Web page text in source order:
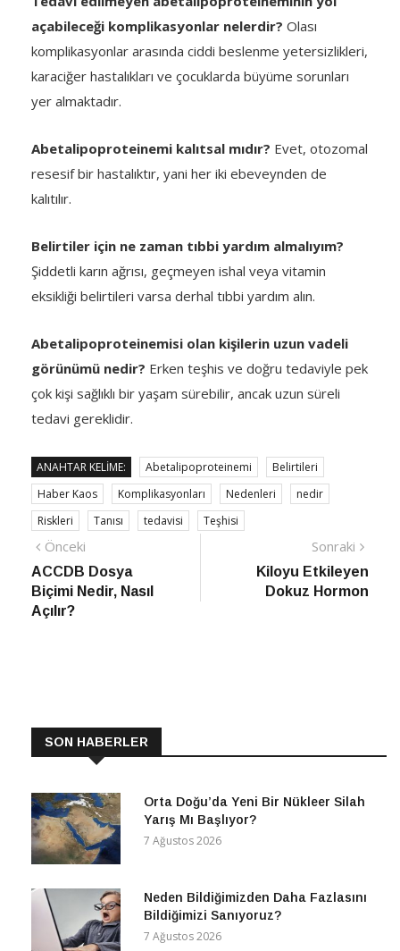
açabileceği komplikasyonlar nelerdir? Olası
komplikasyonlar arasında ciddi beslenme yetersizlikleri,
karaciğer hastalıkları ve çocuklarda büyüme sorunları
yer almaktadır.
Abetalipoproteinemi kalıtsal mıdır? Evet, otozomal
resesif bir hastalıktır, yani her iki ebeveynden de
kalıtılır.
Belirtiler için ne zaman tıbbi yardım almalıyım?
Şiddetli karın ağrısı, geçmeyen ishal veya vitamin
eksikliği belirtileri varsa derhal tıbbi yardım alın.
Abetalipoproteinemisi olan kişilerin uzun vadeli
görünümü nedir? Erken teşhis ve doğru tedaviyle pek
çok kişi sağlıklı bir yaşam sürebilir, ancak uzun süreli
tedavi gereklidir.
ANAHTAR KELIME: Abetalipoproteinemi
Belirtileri
Haber Kaos
Komplikasyonları Nedenleri
nedir
Riskleri
Tanısı tedavisi Teşhisi
Yazı
gezinmesi
Önceki
haber
ACCDB Dosya
Biçimi Nedir, Nasıl
Açılır?
Sonraki
Kiloyu Etkileyen
Dokuz Hormon
SON HABERLER
Orta Doğu’da Yeni Bir Nükleer Silah
Yarış Mı Başlıyor?
7 Ağustos 2026
Neden Bildiğimizden Daha Fazlasını
Bildiğimizi Sanıyoruz?
7 Ağustos 2026